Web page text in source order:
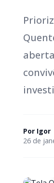
Por Igor
26 de